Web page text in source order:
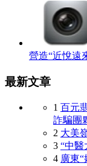
營造“近悅遠
最新文章
1 百元
詐騙團
2 大美
3 “中醫
4 廣東